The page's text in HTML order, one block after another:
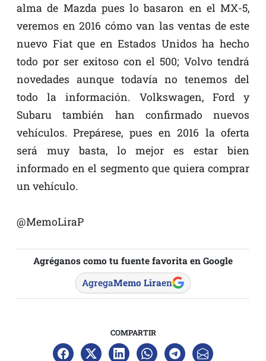
alma de Mazda pues lo basaron en el MX-5,
veremos en 2016 cómo van las ventas de este
nuevo Fiat que en Estados Unidos ha hecho
todo por ser exitoso con el 500; Volvo tendrá
novedades aunque todavía no tenemos del
todo la información. Volkswagen, Ford y
Subaru también han confirmado nuevos
vehículos. Prepárese, pues en 2016 la oferta
será muy basta, lo mejor es estar bien
informado en el segmento que quiera comprar
un vehículo.
@MemoLiraP
Agréganos como tu fuente favorita en Google
AgregaMemo Liraen
COMPARTIR